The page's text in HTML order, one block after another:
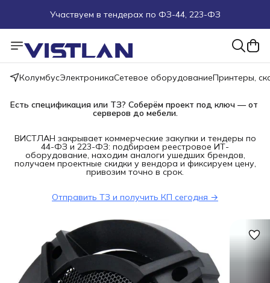
Участвуем в тендерах по ФЗ-44, 223-ФЗ
Поможем подобрать оборудование под ТЗ
Пуско-наладочные работы
Пришлите запрос на e-mail или в чат
КолумбусЭлектроникаСетевое оборудованиеПринтеры,
Есть спецификация или ТЗ? Соберём проект под ключ — от
серверов до мебели.
ВИСТЛАН закрывает коммерческие закупки и тендеры по
44-ФЗ и 223-ФЗ: подбираем реестровое ИТ-
оборудование, находим аналоги ушедших брендов,
получаем проектные скидки у вендора и фиксируем цену,
привозим точно в срок.
Отправить ТЗ и получить КП сегодня →